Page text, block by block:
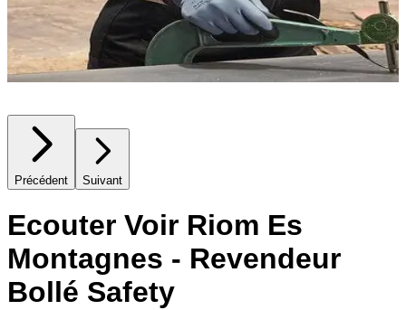
Précédent Suivant
Ecouter Voir Riom Es
Montagnes - Revendeur
Bollé Safety